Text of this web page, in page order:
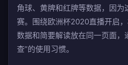
角球、黄牌和红牌等数据，因为
赛。围绕欧洲杯2020直播开启，
数据和简要解读放在同一页面，
查”的使用习惯。